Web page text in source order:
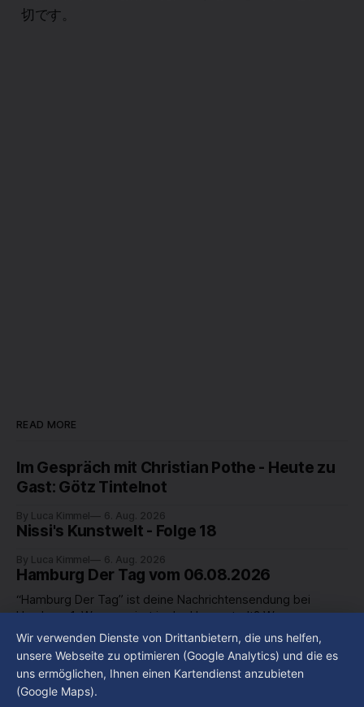
切です。
READ MORE
Im Gespräch mit Christian Pothe - Heute zu
Gast: Götz Tintelnot
By Luca Kimmel 6. Aug. 2026
Nissi's Kunstwelt - Folge 18
By Luca Kimmel 6. Aug. 2026
Hamburg Der Tag vom 06.08.2026
“Hamburg Der Tag” ist deine Nachrichtensendung bei
Hamburg 1. Was passiert in der Hansestadt? Was
beschäftigt die Hamburgerinnen und Hamburger? Was steht
in unserer Stadt an? Fragen, die von Montag bis Freitag LIVE
um 18 Uhr beantwortet werden - auf YouTube und im TV.
By Luca Kimmel 6. Aug. 2026
Hamburg Der Tag vom 05.08.2026
“Hamburg Der Tag” ist deine Nachrichtensendung bei
Hamburg 1. Was passiert in der Hansestadt? Was
Wir verwenden Dienste von Drittanbietern, die uns helfen,
unsere Webseite zu optimieren (Google Analytics) und die es
uns ermöglichen, Ihnen einen Kartendienst anzubieten
(Google Maps).